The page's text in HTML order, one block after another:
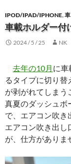
IPOD/IPAD/IPHONE,車
車載ホルダー付
2024 / 5 / 25 NK
去年の10月 に車
るタイプに切り
が剥がれてしまう
真夏のダッシュボ
で、エアコン吹き
エアコン吹き出し
が、仕方がありま